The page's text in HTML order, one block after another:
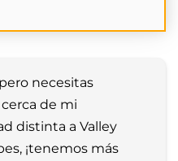
necesitas
de mi
distinta a Valley
¡tenemos más